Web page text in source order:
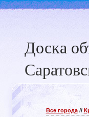
Доска
Все города//